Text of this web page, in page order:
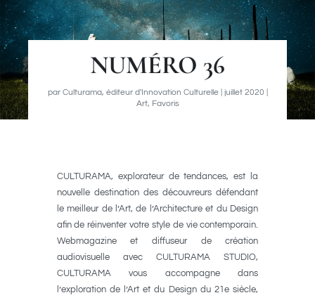
NUMÉRO 36
par Culturama, éditeur d'Innovation Culturelle| juillet 2020
Art, Favoris
CULTURAMA, explorateur de tendances, est la
nouvelle destination des découvreurs défendant
le meilleur de l’Art, de l’Architecture et du Design
afin de réinventer votre style de vie contemporain.
Webmagazine et diffuseur de création
audiovisuelle avec CULTURAMA STUDIO,
CULTURAMA vous accompagne dans
l’exploration de l’Art et du Design du 21e siècle,